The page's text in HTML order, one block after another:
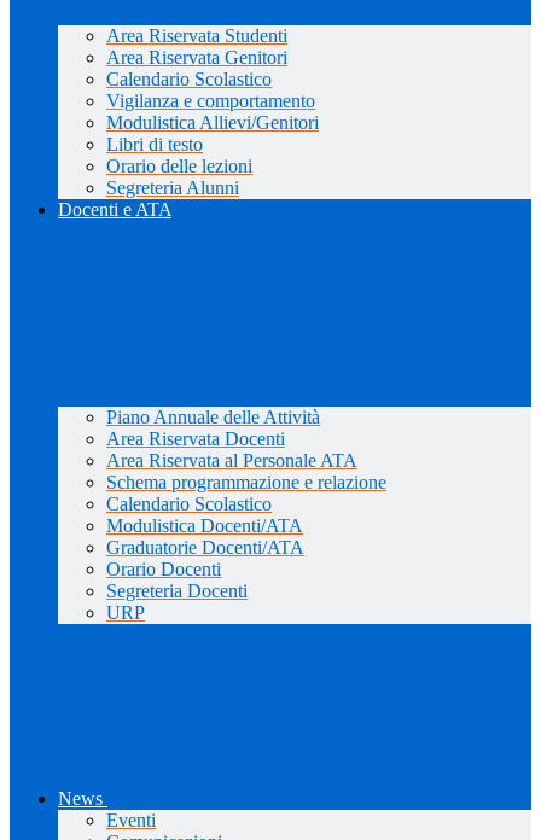
Area Riservata Studenti
Area Riservata Genitori
Calendario Scolastico
Vigilanza e comportamento
Modulistica Allievi/Genitori
Libri di testo
Orario delle lezioni
Segreteria Alunni
Docenti e ATA
Piano Annuale delle Attività
Area Riservata Docenti
Area Riservata al Personale ATA
Schema programmazione e relazione
Calendario Scolastico
Modulistica Docenti/ATA
Graduatorie Docenti/ATA
Orario Docenti
Segreteria Docenti
URP
News
Eventi